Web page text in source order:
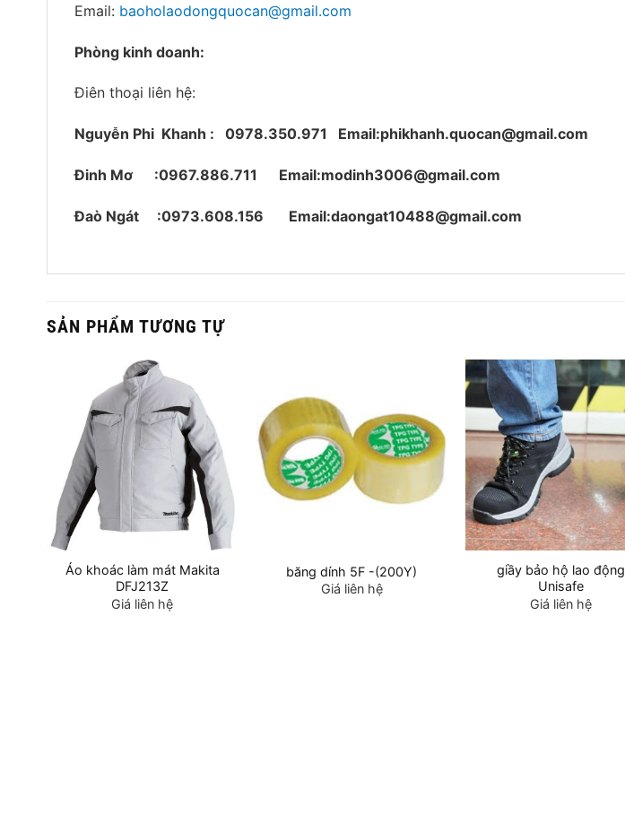
Email: baoholaodongquocan@gmail.com
Phòng kinh doanh:
Điên thoại liên hệ:
Nguyễn Phi Khanh : 0978.350.971 Email:phikhanh.quocan@gmail.com
Đinh Mơ :0967.886.711 Email:modinh3006@gmail.com
Đaò Ngát :0973.608.156 Email:daongat10488@gmail.com
SẢN PHẨM TƯƠNG TỰ
Áo khoác làm mát Makita
DFJ213Z
Giá liên hệ
băng dính 5F -(200Y)
Giá liên hệ
giầy bảo hộ lao động
Unisafe
Giá liên hệ